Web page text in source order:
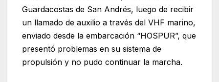
Guardacostas de San Andrés, luego de recibir
un llamado de auxilio a través del VHF marino,
enviado desde la embarcación “HOSPUR”, que
presentó problemas en su sistema de
propulsión y no pudo continuar la marcha.